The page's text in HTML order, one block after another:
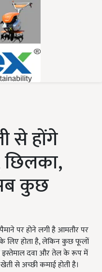
से होंगे
छिलका,
कुछ
पर होने लगी है आमतौर पर
लिए होता है, लेकिन कुछ फूलों
इस्तेमाल दवा और तेल के रूप में
से अच्छी कमाई होती है।